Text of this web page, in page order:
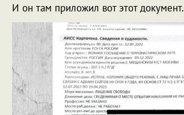
И он там приложил вот этот документ.